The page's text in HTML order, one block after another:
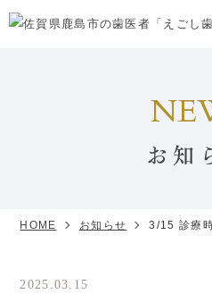
お知
HOME お知らせ 3/15 診療
2025.03.15